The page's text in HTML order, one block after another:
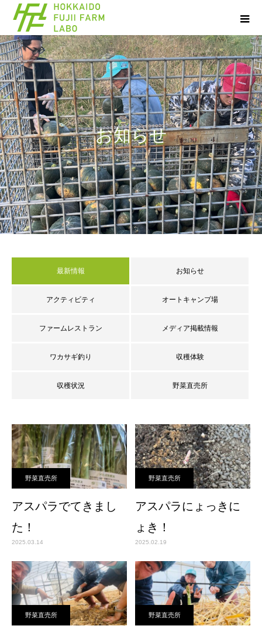
お知らせ
最新情報 お知らせ
アクティビティ オートキャンプ場
ファームレストラン メディア掲載情報
ワカサギ釣り 収穫体験
収穫状況 野菜直売所
野菜直売所
アスパラでてきまし
た！
2025.03.14
野菜直売所
アスパラにょっきに
ょき！
2025.02.19
野菜直売所 野菜直売所